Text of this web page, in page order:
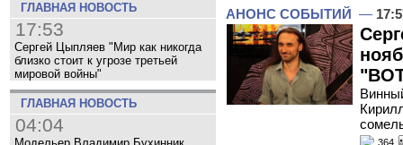
ГЛАВНАЯ НОВОСТЬ
17:53
Сергей Цыпляев "Мир как никогда
близко стоит к угрозе третьей
мировой войны"
ГЛАВНАЯ НОВОСТЬ
04:04
АНОНС СОБЫТИЙ —
364